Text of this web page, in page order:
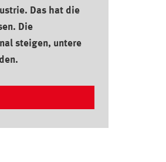
Das hat die
Die
steigen, untere